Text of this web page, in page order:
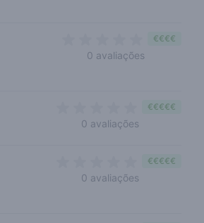
0 avaliações
€€€€
0 avaliações
€€€€€
0 avaliações
€€€€€